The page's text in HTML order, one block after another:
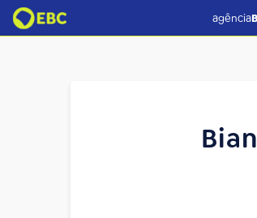
agência